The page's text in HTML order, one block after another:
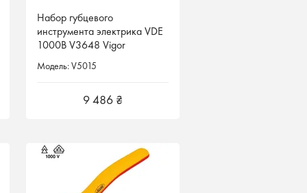
Набор губцевого
инструмента электрика VDE
1000В V3648 Vigor
Модель: V5015
9 486 ₴
Набор губцевого
инструмента электрика VDE
1000В V3648 Vigor
Модель: V5015
9 486 ₴